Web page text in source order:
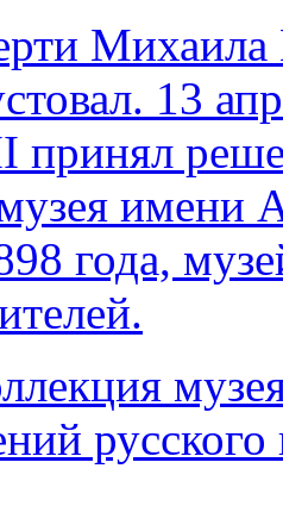
Михаила
13
принял
имени
года,